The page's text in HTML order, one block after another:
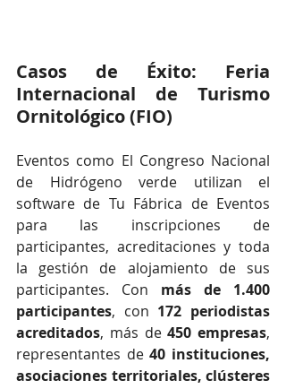
Casos de Éxito: Feria
Internacional de Turismo
Ornitológico (FIO)
Eventos como El Congreso Nacional
de Hidrógeno verde utilizan el
software de Tu Fábrica de Eventos
para las inscripciones de
participantes, acreditaciones y toda
la gestión de alojamiento de sus
participantes. Con más de 1.400
participantes, con 172 periodistas
acreditados, más de 450 empresas,
representantes de 40 instituciones,
asociaciones territoriales, clústeres